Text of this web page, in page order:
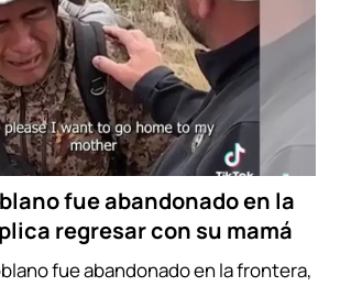
fue abandonado en la
regresar con su mamá
fue abandonado en la frontera,